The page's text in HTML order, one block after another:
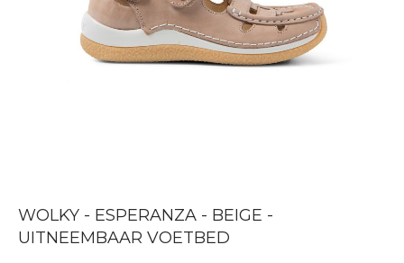
Ga
het
WOLKY - ESPERANZA - BEIGE -
UITNEEMBAAR VOETBED